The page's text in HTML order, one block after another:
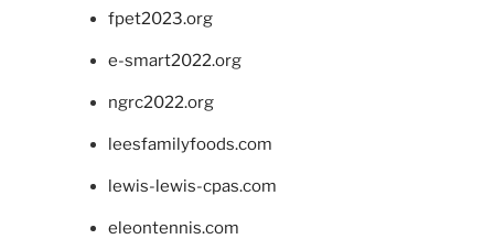
fpet2023.org
e-smart2022.org
ngrc2022.org
leesfamilyfoods.com
lewis-lewis-cpas.com
eleontennis.com